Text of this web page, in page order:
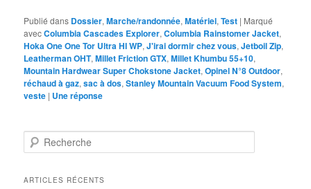
Publié dans Dossier,Marche/randonnée,Matériel,Test | Marqué
avecColumbia Cascades Explorer,Columbia Rainstomer Jacket,
Hoka One One Tor Ultra HI WP,J'irai dormir chez vous,Jetboil Zip,
Leatherman OHT,Millet Friction GTX,Millet Khumbu 55+10,
Mountain Hardwear Super Chokstone Jacket,Opinel N°8 Outdoor,
réchaud à gaz,sac à dos,Stanley Mountain Vacuum Food System,
veste | Uneréponse
e
h
ARTICLES RÉCENTS